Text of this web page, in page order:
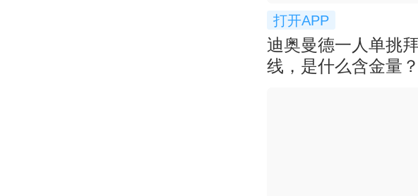
打开APP
迪奥曼德一人单挑
线，是什么含金量？